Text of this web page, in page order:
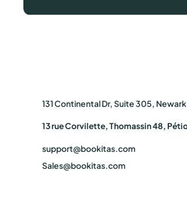
131 Continental Dr, Suite 305,
13 rue Corvilette, Thomassin 48,
support@bookitas.com
Sales@bookitas.com